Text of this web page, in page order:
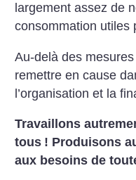
largement assez de
consommation utiles
Au-delà des mesures
remettre en cause
l’organisation et la
Travaillons
tous ! Produisons
aux besoins de